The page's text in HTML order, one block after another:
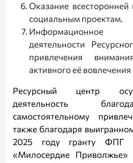
Оказание
социальным проектам.
Информационное
деятельности
привлечения
активного её
Ресурсный центр
деятельность
самостоятельному
также благодаря
2025 году гранту ФПГ
«Милосердие Приволжье»